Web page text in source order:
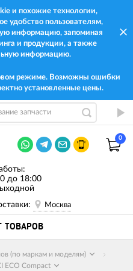
и похожие технологии,
удобство пользователям,
информацию, запоминая
и продукции, а также
информацию.
режиме. Возможны ошибки
установленные цены.
0
до 18:00
Москва
ТОВАРОВ
(по маркам и моделям)
ECO Compact